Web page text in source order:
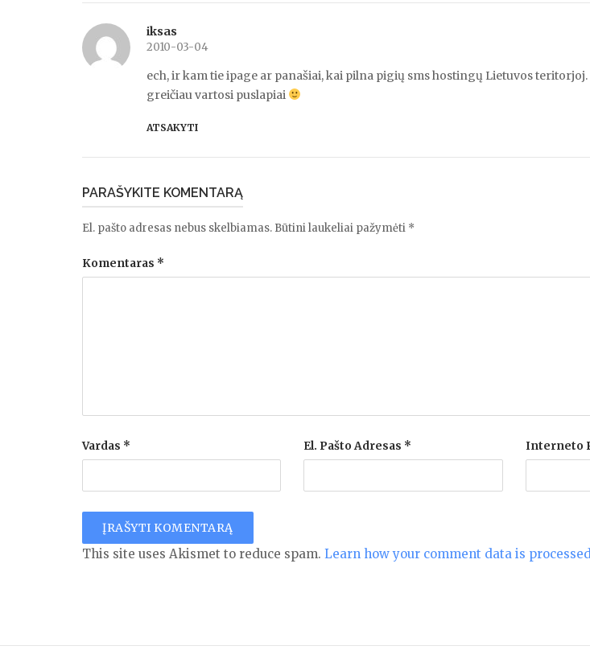
iksas
2010-03-04
ech, ir kam tie ipage ar panašiai, kai pilna pigių sms hostingų Lietuvos
greičiau vartosi puslapiai
ATSAKYTI
PARAŠYKITE KOMENTARĄ
El. pašto adresas nebus skelbiamas. Būtini laukeliai pažymėti *
Komentaras *
Vardas * El. Pašto Adresas * Interneto
This site uses Akismet to reduce spam. Learn how your comment data is